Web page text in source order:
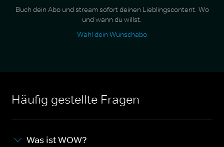
Buch dein Abo und stream sofort deinen Lieblingscontent. Wo
und wann du willst.
Wähl dein Wunschabo
Häufig gestellte Fragen
Was ist WOW?